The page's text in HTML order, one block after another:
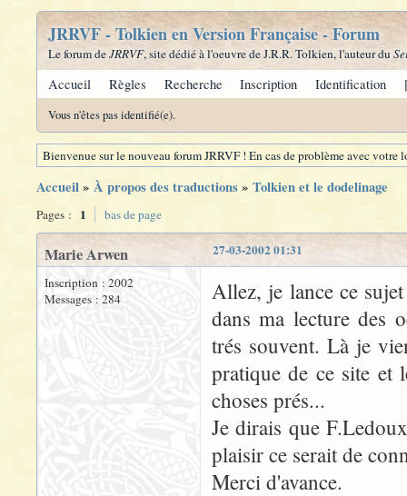
JRRVF - Tolkien en Version Française - Forum
Le forum deJRRVF, site dédié à l'oeuvre de J.R.R. Tolkien, l'auteur du
Accueil Règles Recherche Inscription Identification
Vous n'êtes pas identifié(e).
Bienvenue sur le nouveau forum JRRVF ! En cas de problème avec
Accueil» À propos des traductions» Tolkien et le dodelinage
Pages : 1 bas de page
27-03-2002 01:31
Marie Arwen
Inscription : 2002
Messages : 284
Allez, je lance ce
dans ma lecture des
trés souvent. Là je
pratique de ce site et
choses prés...
Je dirais que
plaisir ce serait de
Merci d'avance.